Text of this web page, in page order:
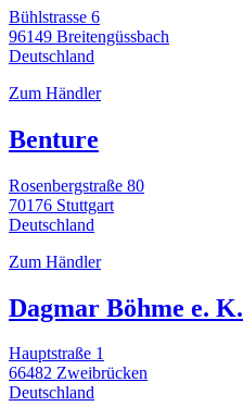
Bühlstrasse 6
96149 Breitengüssbach
Deutschland
Zum Händler
Benture
Rosenbergstraße 80
70176 Stuttgart
Deutschland
Zum Händler
Dagmar Böhme e. K.
Hauptstraße 1
66482 Zweibrücken
Deutschland